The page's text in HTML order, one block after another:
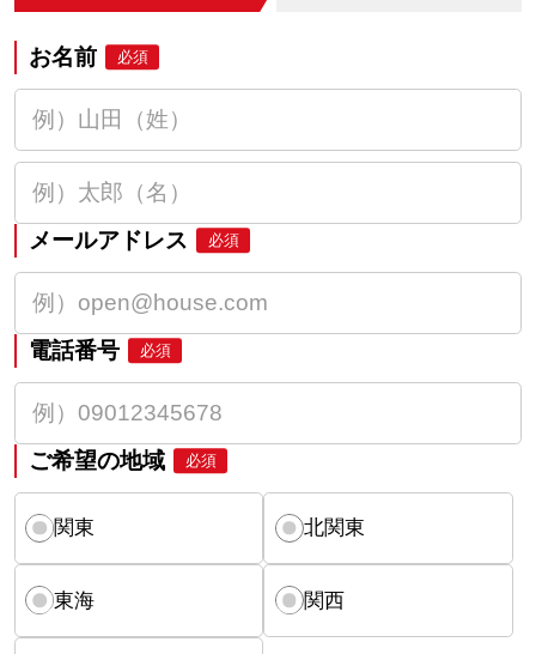
お名前 必須
メールアドレス 必須
電話番号 必須
ご希望の地域 必須
関東 北関東
東海 関西